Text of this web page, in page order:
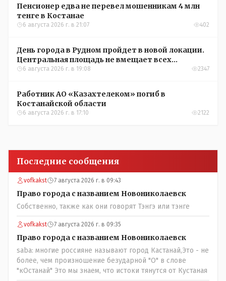
Пенсионер едва не перевел мошенникам 4 млн
тенге в Костанае
6 августа 2026 г. в 21:07 402
День города в Рудном пройдет в новой локации.
Центральная площадь не вмещает всех
желающих
6 августа 2026 г. в 19:08 2347
Работник АО «Казахтелеком» погиб в
Костанайской области
6 августа 2026 г. в 17:10 2122
Последние сообщения
vofkakst 7 августа 2026 г. в 09:43
Право города с названием Новониколаевск
Собственно, также как они говорят Тэнгэ или тэнге
vofkakst 7 августа 2026 г. в 09:35
Право города с названием Новониколаевск
saba: многие россияне называют город Кастанай,Это - не
более, чем произношение безударной "О" в слове
"кОстанай" Это мы знаем, что истоки тянутся от Кустаная